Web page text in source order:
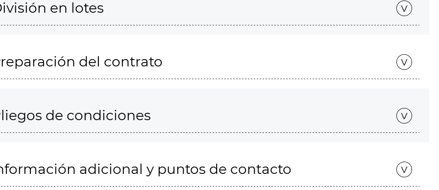
en lotes
del contrato
de condiciones
adicional y puntos de contacto